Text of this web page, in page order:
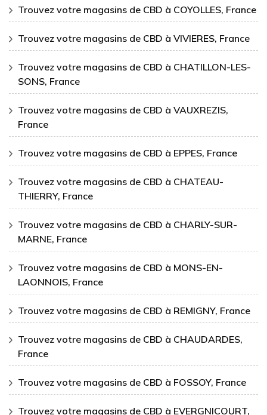
Trouvez votre magasins de CBD à COYOLLES, France
Trouvez votre magasins de CBD à VIVIERES, France
Trouvez votre magasins de CBD à CHATILLON-LES-
SONS, France
Trouvez votre magasins de CBD à VAUXREZIS,
France
Trouvez votre magasins de CBD à EPPES, France
Trouvez votre magasins de CBD à CHATEAU-
THIERRY, France
Trouvez votre magasins de CBD à CHARLY-SUR-
MARNE, France
Trouvez votre magasins de CBD à MONS-EN-
LAONNOIS, France
Trouvez votre magasins de CBD à REMIGNY, France
Trouvez votre magasins de CBD à CHAUDARDES,
France
Trouvez votre magasins de CBD à FOSSOY, France
Trouvez votre magasins de CBD à EVERGNICOURT,